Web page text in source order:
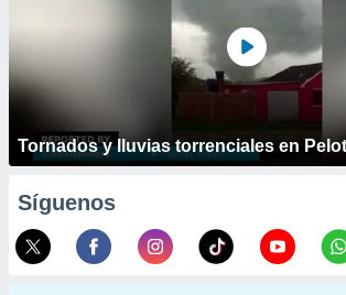
Tornados y lluvias torrenciales en
Síguenos